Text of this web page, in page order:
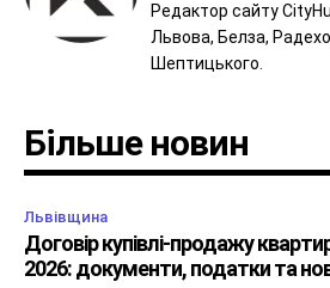
Редактор сайту
Львова, Белза,
Шептицького.
Більше новин
Львівщина
Договір купівлі-продажу
2026: документи, податки та